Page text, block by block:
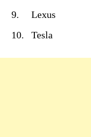
9.
Lexus
10.
Tesla